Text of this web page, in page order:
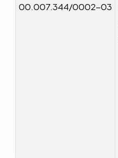
00.007.344/0002-03